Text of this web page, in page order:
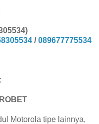
/089677775534
Motorola tipe lainnya,